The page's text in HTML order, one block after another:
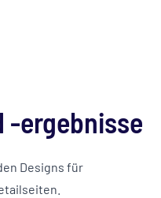
-ergebnisse
Designs für